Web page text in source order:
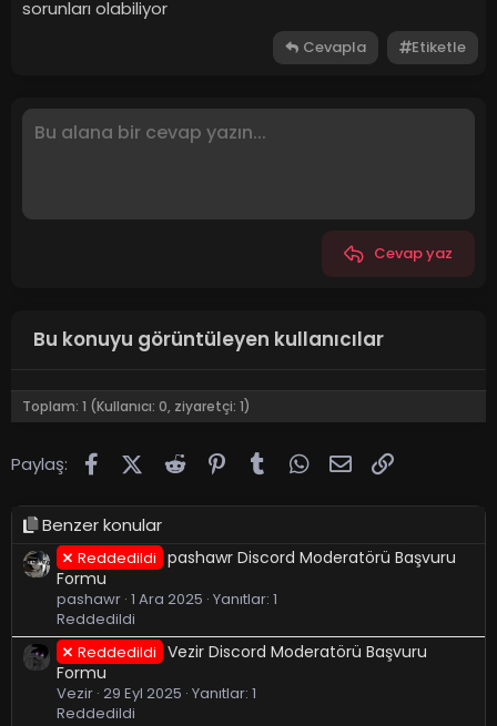
sorunları olabiliyor
Cevapla Etiketle
Cevap yaz
Bu konuyu görüntüleyen kullanıcılar
Toplam: 1 (Kullanıcı: 0, ziyaretçi: 1)
Paylaş: FacebookX (Twitter)
Reddit Pinterest
Tumblr WhatsApp
E-posta
Benzer konular
Reddedildi
pashawr Discord Moderatörü Başvuru
Formu
pashawr 1 Ara 2025 Yanıtlar: 1
Reddedildi
Reddedildi
Vezir Discord Moderatörü Başvuru
Formu
Vezir 29 Eyl 2025 Yanıtlar: 1
Reddedildi